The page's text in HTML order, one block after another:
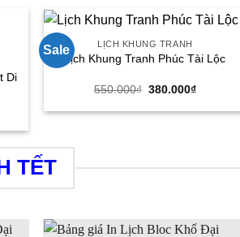
72.000₫.
Di
Sale LỊCH KHUNG TRANH
Lịch Khung Tranh Phúc Tài Lộc
550.000₫ Giá
là:
380.000₫Giá
tại
TẾT